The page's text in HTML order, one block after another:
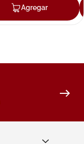
Agregar
Agregar